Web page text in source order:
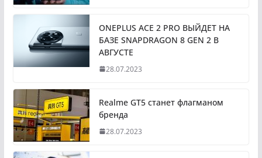
ONEPLUS ACE 2 PRO ВЫЙДЕТ НА
БАЗЕ SNAPDRAGON 8 GEN 2 В
АВГУСТЕ
28.07.2023
Realme GT5 станет флагманом
бренда
28.07.2023